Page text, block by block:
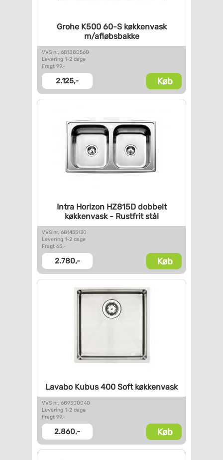
Grohe K500 60-S køkkenvask
m/afløbsbakke
VVS nr. 681880560
Levering 1-2 dage
Fragt 99,-
2.125,- Køb
Intra Horizon HZ815D dobbelt
køkkenvask - Rustfrit stål
VVS nr. 681455130
Levering 1-2 dage
Fragt 65,-
2.780,- Køb
Lavabo Kubus 400 Softkøkkenvask
VVS nr. 689300040
Levering 1-2 dage
Fragt 99,-
2.860,- Køb